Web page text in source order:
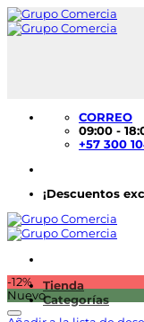
Saltar
al
contenido
CORREO
09:00 -
+57 300
¡Descuentos
Tienda
Categorías
-12%
Nuevo